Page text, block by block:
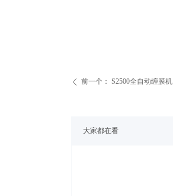
大家都在看
ꄴ 前一个： S2500全自动缠膜机